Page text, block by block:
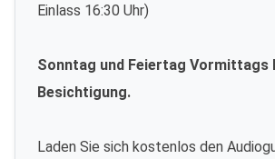
Einlass 16:30 Uhr)
Sonntag und Feiertag Vormittags
Besichtigung.
Laden Sie sich kostenlos den